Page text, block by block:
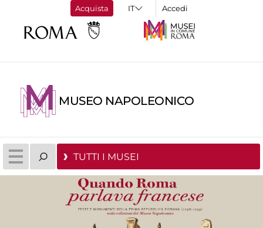
Acquista Accedi
MUSEO NAPOLEONICO
TUTTI I MUSEI